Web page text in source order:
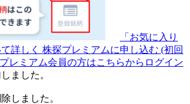
「お気に入り
詳しく 株探プレミアムに申し込む (初回
プレミアム会員の方はこちらからログイン
ました。
しました。